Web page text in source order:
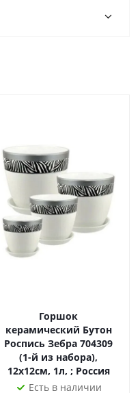
Горшок
керамический Бутон
Роспись Зебра 704309
(1-й из набора),
12х12см, 1л, ; Россия
Есть в наличии